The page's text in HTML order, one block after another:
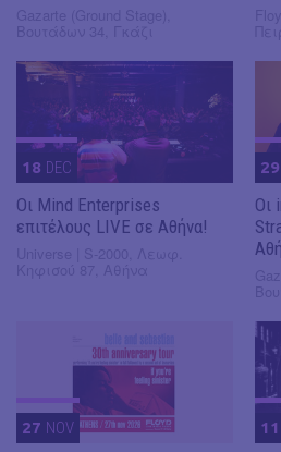
18 DEC
Οι Mind Enterprises
επιτέλους LIVE σε Αθήνα!
29
Οι
27 NOV 11